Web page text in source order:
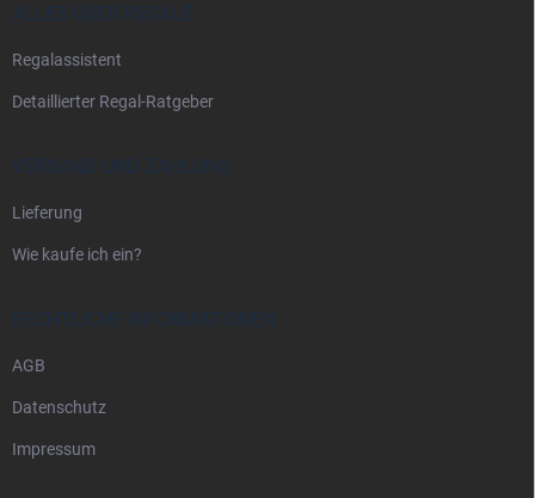
ALLES ÜBER REGALE
Regalassistent
Detaillierter Regal-Ratgeber
VERSAND UND ZAHLUNG
Lieferung
Wie kaufe ich ein?
RECHTLICHE INFORMATIONEN
AGB
Datenschutz
Impressum